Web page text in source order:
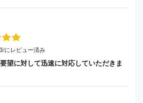
にレビュー済み
望に対して迅速に対応していただきま